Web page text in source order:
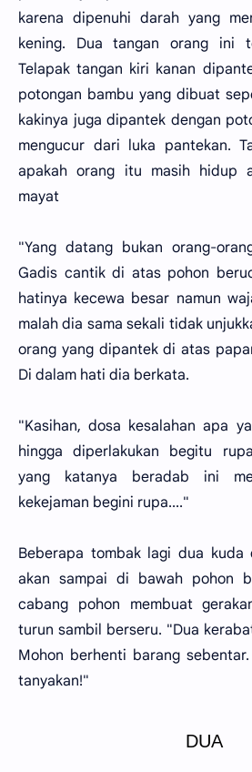
karena dipenuhi darah yang
kening. Dua tangan orang ini
Telapak tangan kiri kanan
potongan bambu yang dibuat
kakinya juga dipantek dengan
mengucur dari luka pantekan.
apakah orang itu masih hidup
mayat
"Yang datang bukan orang-
Gadis cantik di atas pohon
hatinya kecewa besar namun
malah dia sama sekali tidak
orang yang dipantek di atas
Di dalam hati dia berkata.
"Kasihan, dosa kesalahan apa
hingga diperlakukan begitu
yang katanya beradab ini
kekejaman begini rupa...."
Beberapa tombak lagi dua kuda
akan sampai di bawah pohon
cabang pohon membuat
turun sambil berseru. "Dua
Mohon berhenti barang
tanyakan!"
DUA